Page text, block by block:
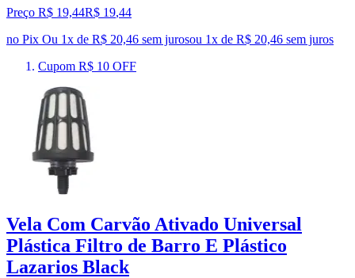
Preço R$ 19,44R$ 19,44
no Pix Ou 1x de R$ 20,46 sem jurosou 1x de R$ 20,46 sem juros
Cupom R$ 10 OFF
Vela Com Carvão Ativado Universal
Plástica Filtro de Barro E Plástico
Lazarios Black